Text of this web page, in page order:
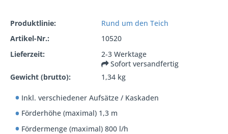
Produktlinie:
Rund um den Teich
Artikel-Nr.:
10520
Lieferzeit:
2-3 Werktage
Sofort versandfertig
Gewicht (brutto):
1,34 kg
Inkl. verschiedener Aufsätze / Kaskaden
Förderhöhe (maximal) 1,3 m
Fördermenge (maximal) 800 l/h